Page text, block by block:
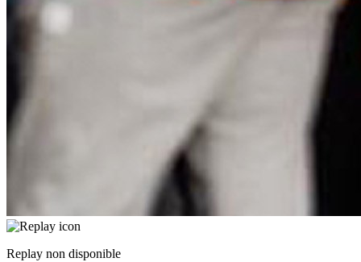
Replay non disponible